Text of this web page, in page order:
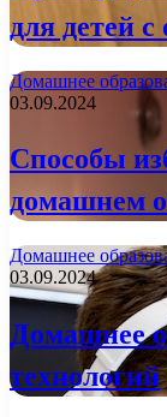
для детей
Домашнее
03.09.2024
Способы
домашнем
Домашнее
03.09.2024
Домашнее
технологий